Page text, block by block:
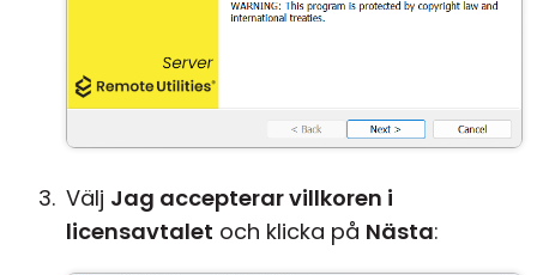
Välj Jag accepterar villkoren i
licensavtalet och klicka på Nästa: